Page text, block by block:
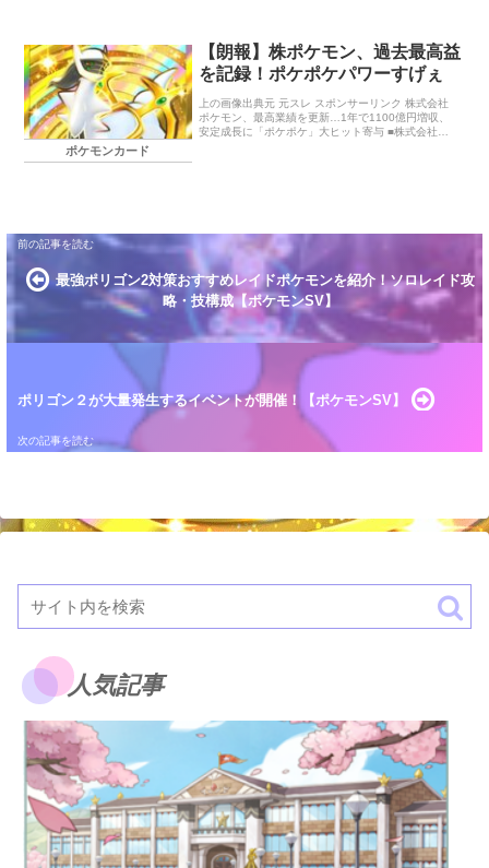
ポケモンカード
【朗報】株ポケモン、過去最高益
を記録！ポケポケパワーすげぇ
上の画像出典元 元スレ スポンサーリンク 株式会社
ポケモン、最高業績を更新…1年で1100億円増収、
安定成長に「ポケポケ」大ヒット寄与 ■株式会社ポ
最強ポリゴン2対策おすすめレイドポケモンを紹介！ソロレイド攻
略・技構成【ポケモンSV】
ポリゴン２が大量発生するイベントが開催！【ポケモンSV】
人気記事